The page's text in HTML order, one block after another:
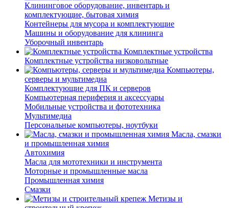
Клининговое оборудование, инвентарь и
комплектующие, бытовая химия
Контейнеры для мусора и комплектующие
Машины и оборудование для клининга
Уборочный инвентарь
Комплектные устройства
Комплектные устройства низковольтные
Компьютеры,
серверы и мультимедиа
Комплектующие для ПК и серверов
Компьютерная периферия и аксессуары
Мобильные устройства и фототехника
Мультимедиа
Персональные компьютеры, ноутбуки
Масла, смазки
и промышленная химия
Автохимия
Масла для мототехники и инструмента
Моторные и промышленные масла
Промышленная химия
Смазки
Метизы и